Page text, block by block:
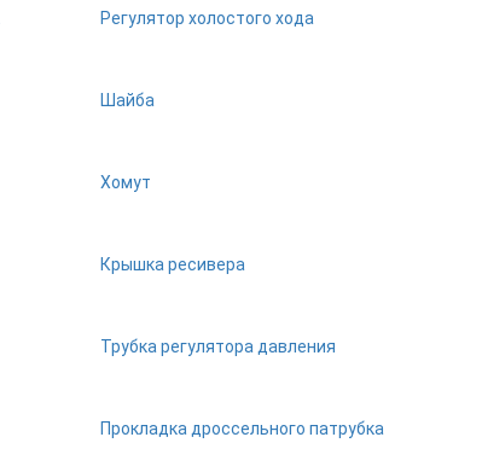
Регулятор холостого хода
Шайба
Хомут
Крышка ресивера
Трубка регулятора давления
Прокладка дроссельного патрубка